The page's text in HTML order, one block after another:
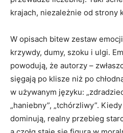
krajach, niezależnie od strony
W opisach bitew zestaw
krzywdy, dumy, szoku i ulgi.
powodują, że autorzy –
sięgają po klisze niż po
w używanym języku:
„haniebny”, „tchórzliwy”.
dominują, realny przebieg